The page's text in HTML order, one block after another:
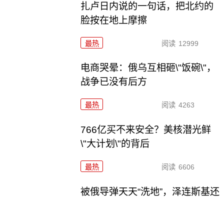
扎卢日内说的一句话，把北约的
脸按在地上摩擦
最热 阅读 12999
电商哭晕：俄乌互相砸\"饭碗\"，
战争已没有后方
最热 阅读 4263
766亿买不来安全？美核潜光鲜
\"大计划\"的背后
最热 阅读 6606
被俄导弹天天“洗地”，泽连斯基还